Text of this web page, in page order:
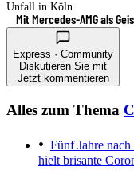
Unfall in Köln
Mit Mercedes-AMG als
Express · Community
Diskutieren Sie mit
Jetzt kommentieren
Alles zum Thema
Fünf Jahre
hielt brisante